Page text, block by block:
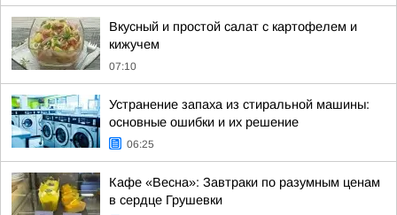
Вкусный и простой салат с картофелем и
кижучем
07:10
Устранение запаха из стиральной машины:
основные ошибки и их решение
06:25
Кафе «Весна»: Завтраки по разумным ценам
в сердце Грушевки